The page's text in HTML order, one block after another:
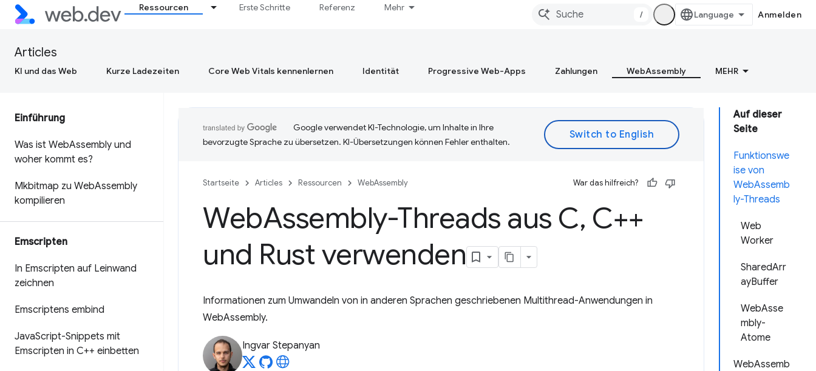
Ressourcen Erste Schritte Referenz Mehr
/ Anmelden
Articles
KI und das Web Kurze Ladezeiten Core Web Vitals kennenlernen Identität Progressive Web-Apps Zahlungen WebAssembly MEHR
Einführung
Was ist WebAssembly und
woher kommt es?
Mkbitmap zu WebAssembly
kompilieren
Emscripten
In Emscripten auf Leinwand
zeichnen
Emscriptens embind
JavaScript-Snippets mit
Emscripten in C++ einbetten
Auf dieser
Seite
Funktionswe
ise von
WebAssemb
ly-Threads
Web
Worker
SharedArr
ayBuffer
WebAsse
mbly-
Atome
WebAssemb
Google verwendet KI-Technologie, um Inhalte in Ihre
bevorzugte Sprache zu übersetzen. KI-Übersetzungen können Fehler enthalten.
Startseite Articles Ressourcen WebAssembly War das hilfreich?
WebAssembly-Threads aus C, C++
und Rust verwenden
Informationen zum Umwandeln von in anderen Sprachen geschriebenen Multithread-Anwendungen in
WebAssembly.
Ingvar Stepanyan